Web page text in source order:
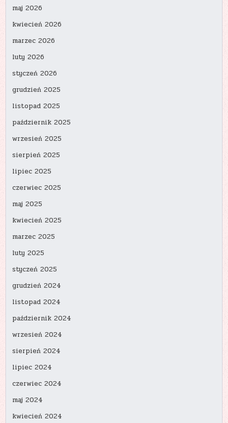
maj 2026
kwiecień 2026
marzec 2026
luty 2026
styczeń 2026
grudzień 2025
listopad 2025
październik 2025
wrzesień 2025
sierpień 2025
lipiec 2025
czerwiec 2025
maj 2025
kwiecień 2025
marzec 2025
luty 2025
styczeń 2025
grudzień 2024
listopad 2024
październik 2024
wrzesień 2024
sierpień 2024
lipiec 2024
czerwiec 2024
maj 2024
kwiecień 2024